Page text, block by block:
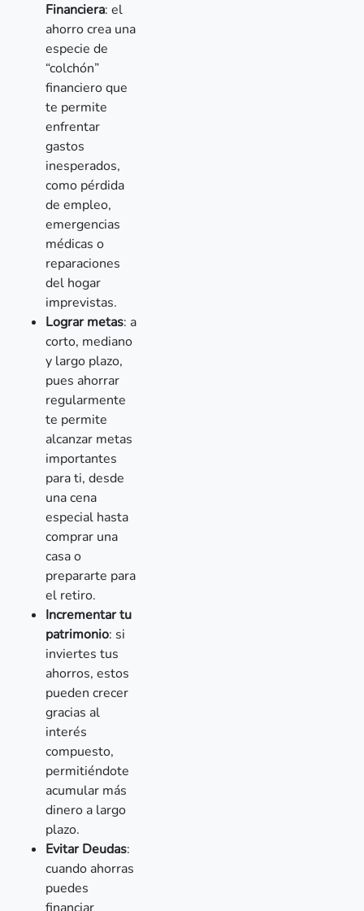
Financiera: el
ahorro crea una
especie de
“colchón”
financiero que
te permite
enfrentar
gastos
inesperados,
como pérdida
de empleo,
emergencias
médicas o
reparaciones
del hogar
imprevistas.
Lograr metas: a
corto, mediano
y largo plazo,
pues ahorrar
regularmente
te permite
alcanzar metas
importantes
para ti, desde
una cena
especial hasta
comprar una
casa o
prepararte para
el retiro.
Incrementar tu
patrimonio: si
inviertes tus
ahorros, estos
pueden crecer
gracias al
interés
compuesto,
permitiéndote
acumular más
dinero a largo
plazo.
Evitar Deudas:
cuando ahorras
puedes